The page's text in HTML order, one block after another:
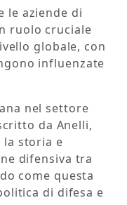
le aziende di
ruolo cruciale
globale, con
influenzate
nel settore
da Anelli,
la storia e
difensiva tra
come questa
di difesa e